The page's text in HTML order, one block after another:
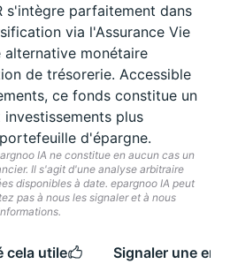
s'intègre parfaitement dans
via l'Assurance Vie
monétaire
de trésorerie. Accessible
ce fonds constitue un
plus
d'épargne.
IA ne constitue en aucun cas un
Il s'agit d'une analyse arbitraire
disponibles à date. epargnoo IA peut
pas à nous les signaler et à nous
cela utile Signaler une